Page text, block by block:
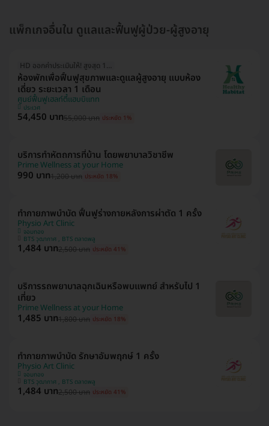
แพ็กเกจอื่นใน ดูแลและฟื้นฟูผู้ป่วย-ผู้สูงอายุ
HD ออกค่าประเมินให้! สูงสุด 1500 บ.
ห้องพักเพื่อฟื้นฟูสุขภาพและดูแลผู้สูงอายุ แบบห้อง
เดี่ยว ระยะเวลา 1 เดือน
ศูนย์ฟื้นฟูเฮลท์ตี้แฮบบิแทท
ประเวศ
54,450 บาท55,000 บาท ประหยัด 1%
บริการทำหัตถการที่บ้าน โดยพยาบาลวิชาชีพ
Prime Wellness at your Home
990 บาท1,200 บาท ประหยัด 18%
ทำกายภาพบำบัด ฟื้นฟูร่างกายหลังการผ่าตัด 1 ครั้ง
Physio Art Clinic
จอมทอง
BTS วุฒากาศ , BTS ตลาดพลู
1,484 บาท2,500 บาท ประหยัด 41%
บริการรถพยาบาลฉุกเฉินหรือพบแพทย์ สำหรับไป 1
เที่ยว
Prime Wellness at your Home
1,485 บาท1,800 บาท ประหยัด 18%
ทำกายภาพบำบัด รักษาอัมพฤกษ์ 1 ครั้ง
Physio Art Clinic
จอมทอง
BTS วุฒากาศ , BTS ตลาดพลู
1,484 บาท2,500 บาท ประหยัด 41%